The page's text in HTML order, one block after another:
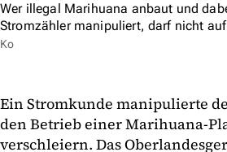
Wer illegal Marihuana anbaut und
Stromzähler manipuliert, darf nicht
Ko
Ein Stromkunde manipulierte
den Betrieb einer Marihuana-
verschleiern. Das